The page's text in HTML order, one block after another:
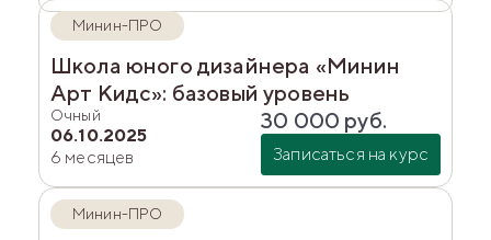
Минин-ПРО
Школа юного дизайнера «Минин
Арт Кидс»: базовый уровень
Очный
06.10.2025
6 месяцев
30 000 руб.
Записаться на курс
Минин-ПРО